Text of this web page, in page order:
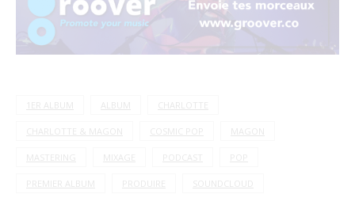
1ER ALBUM ALBUM CHARLOTTE
CHARLOTTE & MAGON MAGON
MASTERING MIXAGE PODCAST
PREMIER ALBUM